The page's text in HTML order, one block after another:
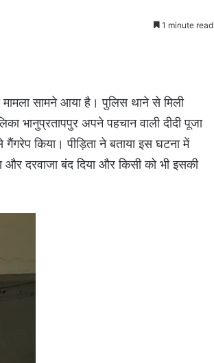
1 minute read
सामने आया है। पुलिस थाने से मिली
भानुप्रतापपुर अपने पहचान वाली दीदी पूजा
किया। पीड़िता ने बताया इस घटना में
और दरवाजा बंद दिया और किसी को भी इसकी